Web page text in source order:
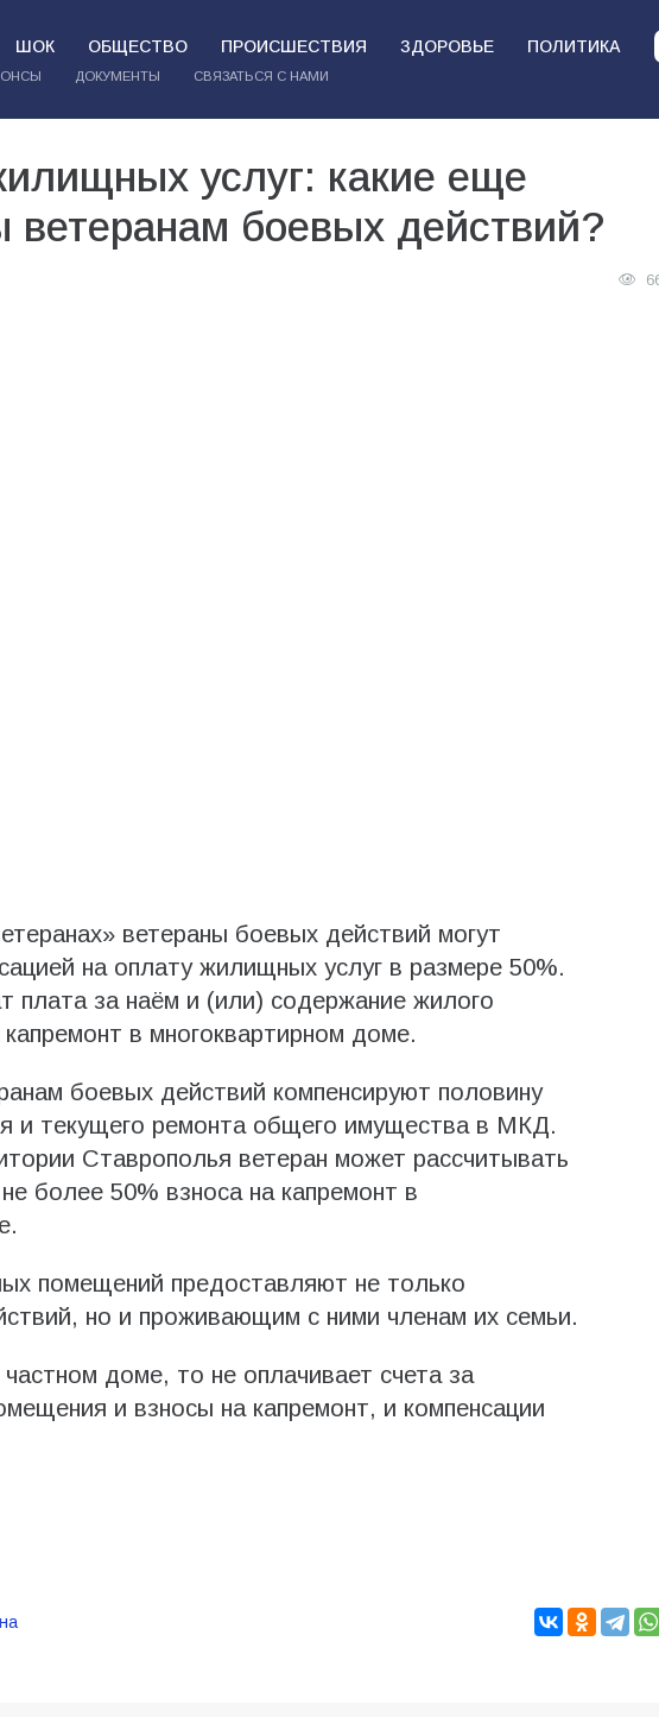
ШОК ОБЩЕСТВО ПРОИСШЕСТВИЯ ЗДОРОВЬЕ ПОЛИТИКА
ДОКУМЕНТЫ СВЯЗАТЬСЯ С НАМИ
услуг: какие еще
ветеранам боевых действий?
ветераны боевых действий могут
на оплату жилищных услуг в размере 50%.
плата за наём и (или) содержание жилого
в многоквартирном доме.
боевых действий компенсируют половину
и текущего ремонта общего имущества в МКД.
Ставрополья ветеран может рассчитывать
более 50% взноса на капремонт в
помещений предоставляют не только
но и проживающим с ними членам их семьи.
доме, то не оплачивает счета за
и взносы на капремонт, и компенсации